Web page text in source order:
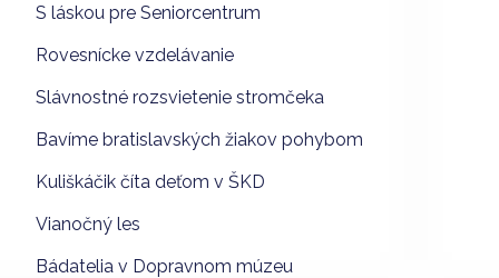
S láskou pre Seniorcentrum
Rovesnícke vzdelávanie
Slávnostné rozsvietenie stromčeka
Bavíme bratislavských žiakov pohybom
Kuliškáčik číta deťom v ŠKD
Vianočný les
Bádatelia v Dopravnom múzeu